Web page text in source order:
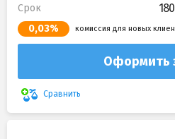
Срок
0,03% комиссия для новых
Оформить
Сравнить